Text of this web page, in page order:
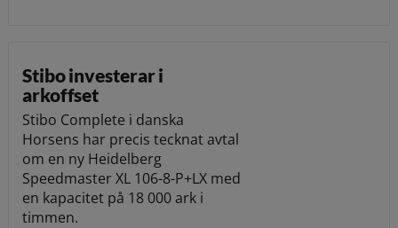
Stibo investerar i
arkoffset
Stibo Complete i danska
Horsens har precis tecknat avtal
om en ny Heidelberg
Speedmaster XL 106-8-P+LX med
en kapacitet på 18 000 ark i
timmen.